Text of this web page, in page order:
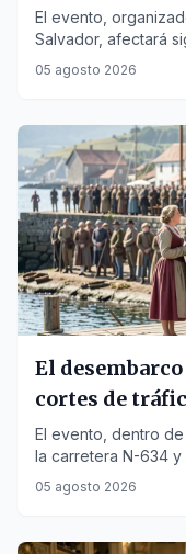
El evento,
Salvador, afectará
comarcal, con
05 agosto 2026
El
cortes de
El evento, dentro
la carretera N-634 y
05 agosto 2026